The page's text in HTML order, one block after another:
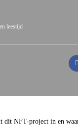
leestijd
dit NFT-project in en